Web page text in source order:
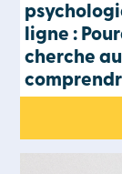
ligne :
cherche